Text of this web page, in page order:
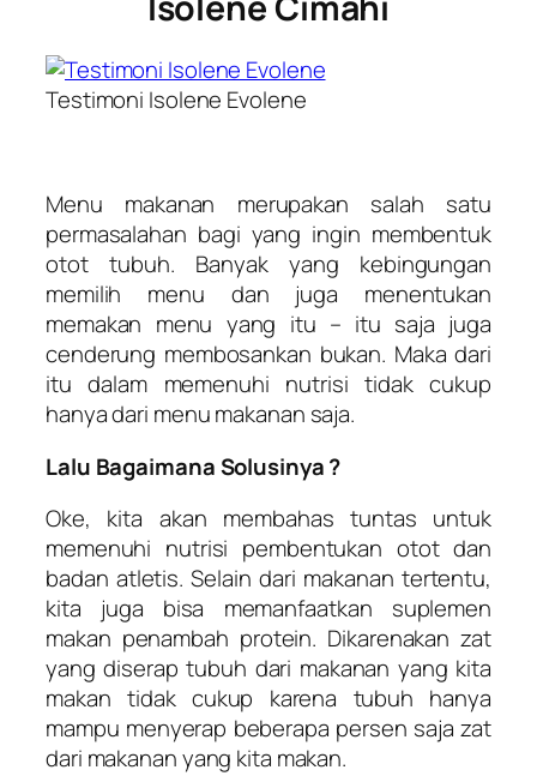
Testimoni Isolene Evolene
Menu makanan merupakan salah satu
permasalahan bagi yang ingin membentuk
otot tubuh. Banyak yang kebingungan
memilih menu dan juga menentukan
memakan menu yang itu – itu saja juga
cenderung membosankan bukan. Maka dari
itu dalam memenuhi nutrisi tidak cukup
hanya dari menu makanan saja.
Lalu Bagaimana Solusinya ?
Oke, kita akan membahas tuntas untuk
memenuhi nutrisi pembentukan otot dan
badan atletis. Selain dari makanan tertentu,
kita juga bisa memanfaatkan suplemen
makan penambah protein. Dikarenakan zat
yang diserap tubuh dari makanan yang kita
makan tidak cukup karena tubuh hanya
mampu menyerap beberapa persen saja zat
dari makanan yang kita makan.